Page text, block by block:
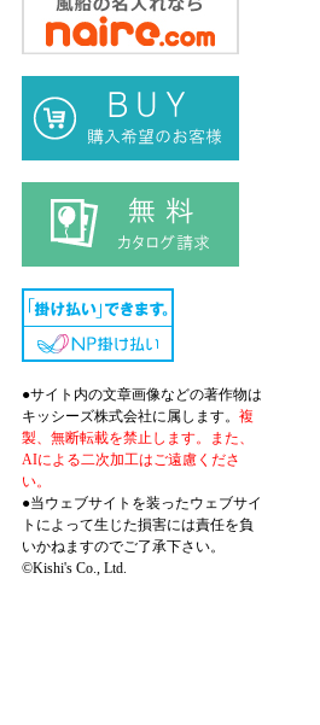
●サイト内の文章画像などの著作物は
キッシーズ株式会社に属します。 複
製、無断転載を禁止します。また、
AIによる二次加工はご遠慮くださ
い。
●当ウェブサイトを装ったウェブサイ
トによって生じた損害には責任を負
いかねますのでご了承下さい。
©Kishi's Co., Ltd.